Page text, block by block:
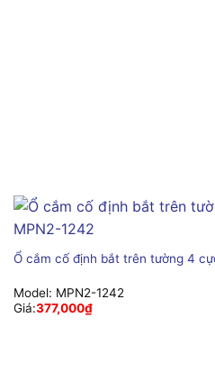
Ổ cắm cố định bắt trên tường 4
Model: MPN2-1242
Giá:377,000₫